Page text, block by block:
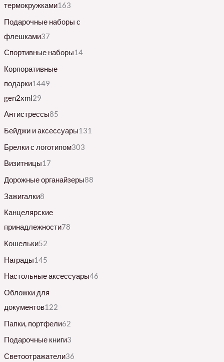
термокружками163
Подарочные наборы с
флешками37
Спортивные наборы14
Корпоративные
подарки1449
gen2xml29
Антистрессы85
Бейджи и аксессуары131
Брелки с логотипом303
Визитницы17
Дорожные органайзеры88
Зажигалки8
Канцелярские
принадлежности78
Кошельки52
Награды145
Настольные аксессуары46
Обложки для
документов122
Папки, портфели62
Подарочные книги3
Светоотражатели36